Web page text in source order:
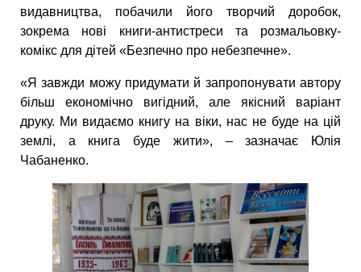
видавництва, побачили його творчий доробок,
зокрема нові книги-антистреси та розмальовку-
комікс для дітей «Безпечно про небезпечне».
«Я завжди можу придумати й запропонувати автору
більш економічно вигідний, але якісний варіант
друку. Ми видаємо книгу на віки, нас не буде на цій
землі, а книга буде жити», – зазначає Юлія
Чабаненко.